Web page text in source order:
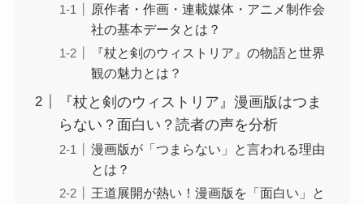
原作者・作画・連載媒体・アニメ制作会
社の基本データとは？
『杖と剣のウィストリア』の物語と世界
観の魅力とは？
『杖と剣のウィストリア』漫画版はつま
らない？面白い？読者の声を分析
漫画版が「つまらない」と言われる理由
とは？
王道展開が熱い！漫画版を「面白い」と